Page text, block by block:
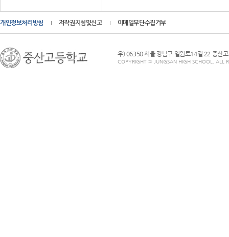
개인정보처리방침 저작권지침및신고 이메일무단수집거부
우) 06350 서울 강남구 일원로14길 22 중산
COPYRIGHT © JUNGSAN HIGH SCHOOL. ALL